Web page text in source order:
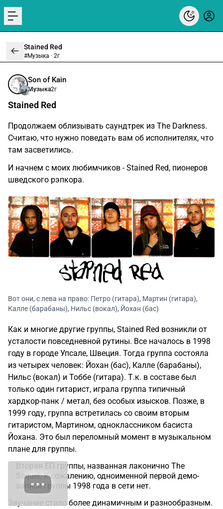
menu
Stained Red
#Музыка · 2г
Son of Kain
Музыка2г
Stained Red
Продолжаем облизывать саундтрек из The Darkness.
Считаю, что нужно поведать вам об исполнителях, что
там засветились.
И начнем с моих любимчиков - Stained Red, пионеров
шведского рэпкора.
Вот они, с лева на право: Петро (гитара), Мартин (гитара),
Калле (барабаны), Нильс (вокал), Йохан (бас)
Как и многие другие группы, Stained Red возникли от
усталости повседневной рутины. Все началось в 1998
году в городе Упсале, Швеция. Тогда группа состояла
из четырех человек: Йохан (бас), Калле (барабаны),
Нильс (вокал) и Тоббе (гитара). Т.к. в составе был
только один гитарист, играла группа типичный
хардкор-панк / метал, без особых изысков. Позже, в
1999 году, группа встретилась со своим вторым
гитаристом, Мартином, одноклассником басиста
Йохана. Это был переломный момент в музыкальном
плане для группы.
Вторая ЕП группы, названная лаконично The
Sequel. К сожалению, одноименной первой демо-
записи группы 1998 года в сети нет.
Звучание стало более динамичным и разнообразным.